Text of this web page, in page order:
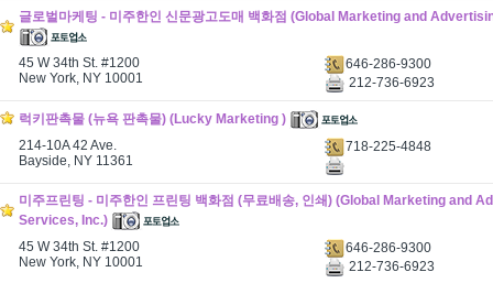
글로벌마케팅 - 미주한인 신문광고도매 백화점 (Global Marketing and
45 W 34th St. #1200
New York, NY 10001
646-286-9300
212-736-6923
럭키판촉물 (뉴욕 판촉물) (Lucky Marketing )
214-10A 42 Ave.
Bayside, NY 11361
718-225-4848
미주프린팅 - 미주한인 프린팅 백화점 (무료배송, 인쇄) (Global Marketing and
Services, Inc.)
45 W 34th St. #1200
New York, NY 10001
646-286-9300
212-736-6923